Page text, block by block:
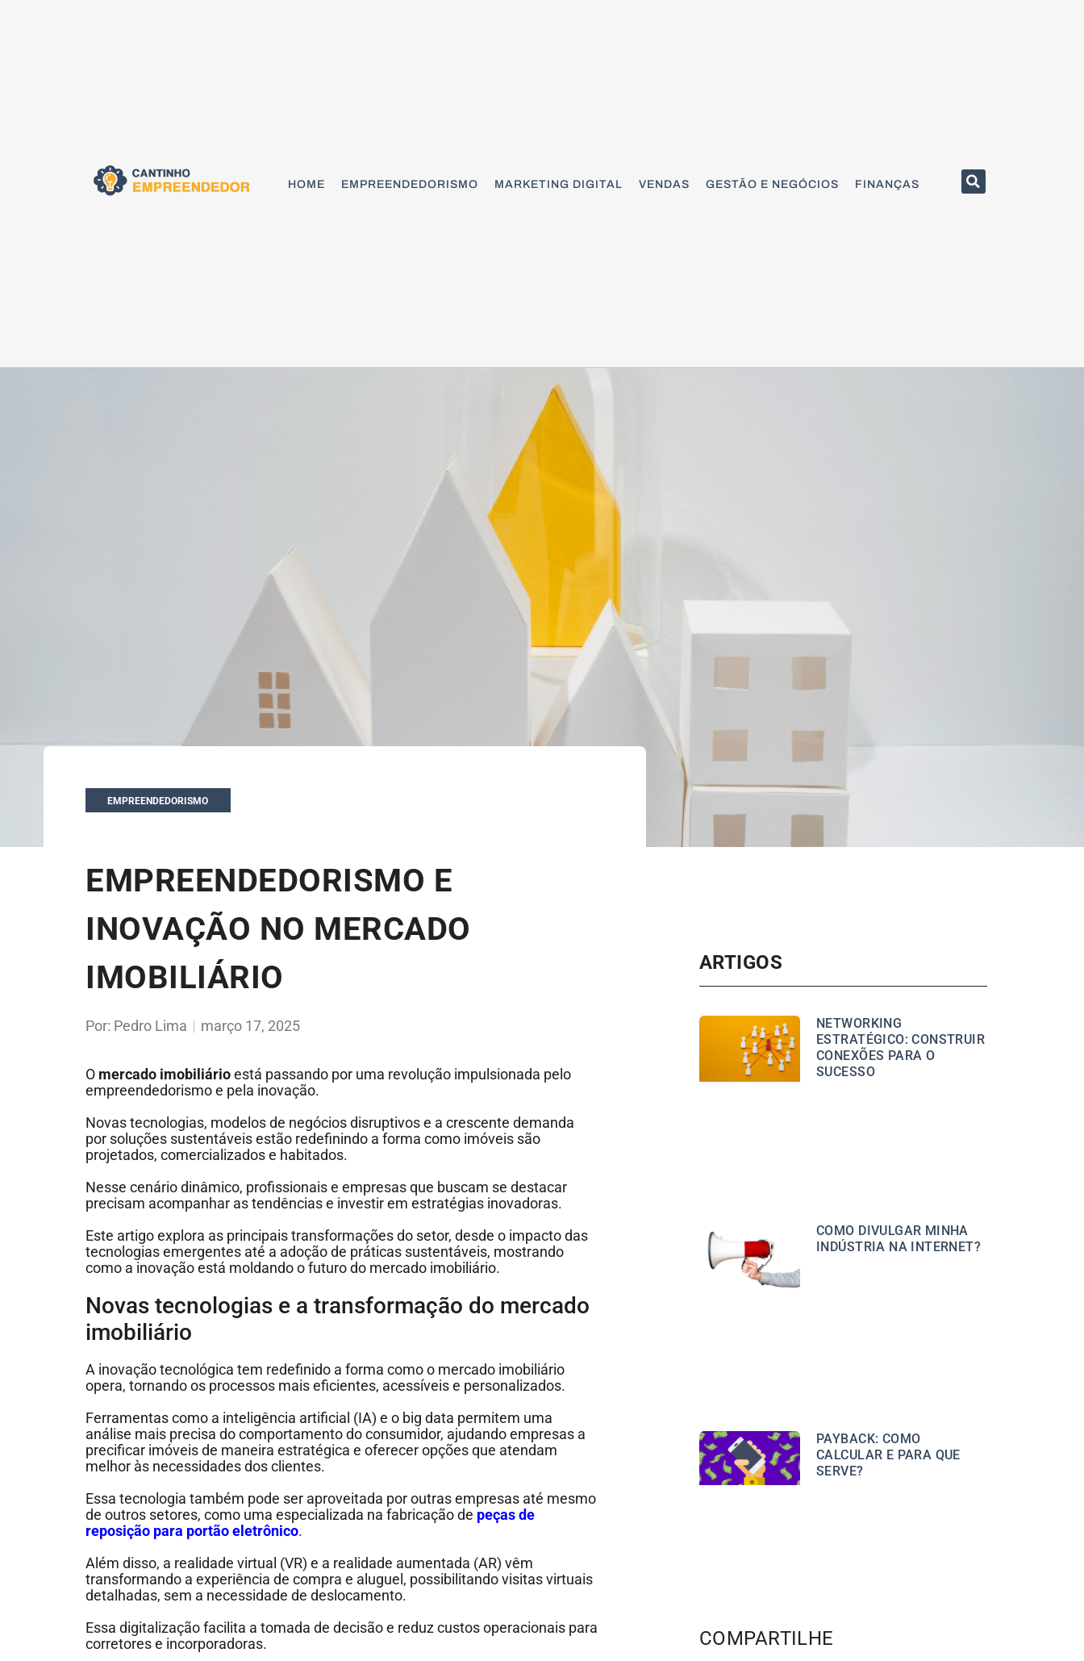
HOME EMPREENDEDORISMO MARKETING DIGITAL VENDAS GESTÃO E NEGÓCIOS FINANÇAS
EMPREENDEDORISMO
EMPREENDEDORISMO E
INOVAÇÃO NO MERCADO
IMOBILIÁRIO
Por: Pedro Lima março 17, 2025
O mercado imobiliárioestá passando por uma revolução impulsionada pelo
empreendedorismo e pela inovação.
Novas tecnologias, modelos de negócios disruptivos e a crescente demanda
por soluções sustentáveis estão redefinindo a forma como imóveis são
projetados, comercializados e habitados.
Nesse cenário dinâmico, profissionais e empresas que buscam se destacar
precisam acompanhar as tendências e investir em estratégias inovadoras.
Este artigo explora as principais transformações do setor, desde o impacto das
tecnologias emergentes até a adoção de práticas sustentáveis, mostrando
como a inovação está moldando o futuro do mercado imobiliário.
Novas tecnologias e a transformação do mercado
imobiliário
A inovação tecnológica tem redefinido a forma como o mercado imobiliário
opera, tornando os processos mais eficientes, acessíveis e personalizados.
Ferramentas como a inteligência artificial (IA) e o big data permitem uma
análise mais precisa do comportamento do consumidor, ajudando empresas a
precificar imóveis de maneira estratégica e oferecer opções que atendam
melhor às necessidades dos clientes.
Essa tecnologia também pode ser aproveitada por outras empresas até mesmo
de outros setores, como uma especializada na fabricação de peças de
reposição para portão eletrônico.
Além disso, a realidade virtual (VR) e a realidade aumentada (AR) vêm
transformando a experiência de compra e aluguel, possibilitando visitas virtuais
detalhadas, sem a necessidade de deslocamento.
Essa digitalização facilita a tomada de decisão e reduz custos operacionais para
corretores e incorporadoras.
ARTIGOS
NETWORKING
ESTRATÉGICO: CONSTRUIR
CONEXÕES PARA O
SUCESSO
COMO DIVULGAR MINHA
INDÚSTRIA NA INTERNET?
PAYBACK: COMO
CALCULAR E PARA QUE
SERVE?
COMPARTILHE